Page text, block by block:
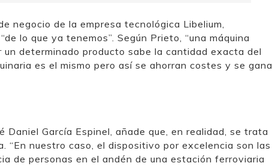
negocio de la empresa tecnológica Libelium,
lo que ya tenemos”. Según Prieto, “una máquina
determinado producto sabe la cantidad exacta del
es el mismo pero así se ahorran costes y se gana
Daniel García Espinel, añade que, en realidad, se trata
nuestro caso, el dispositivo por excelencia son las
de personas en el andén de una estación ferroviaria